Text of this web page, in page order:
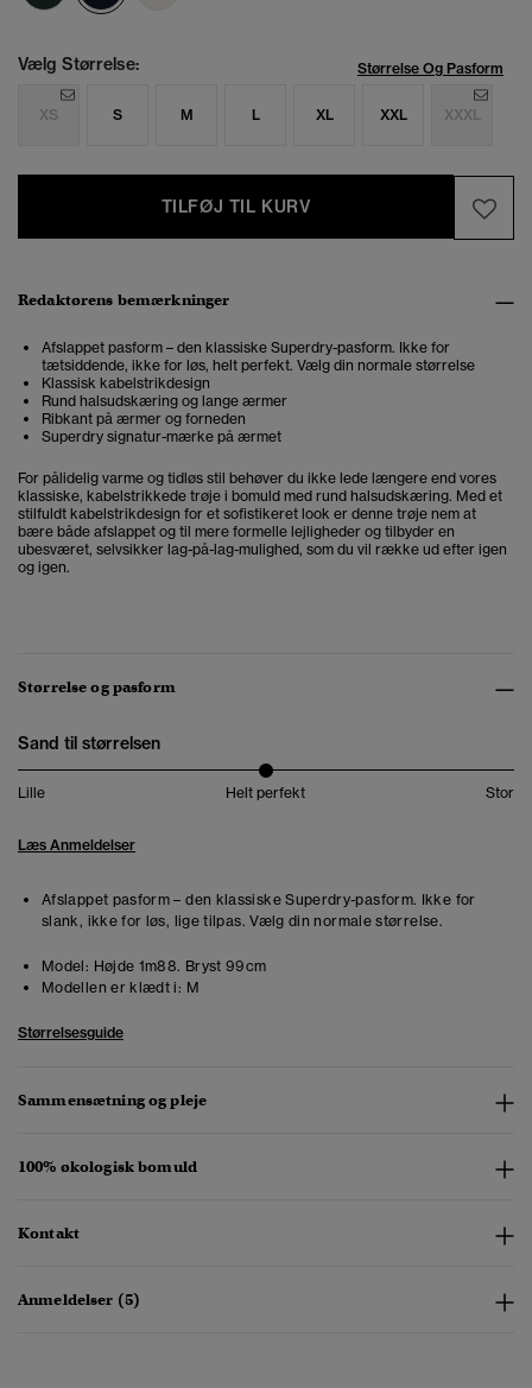
Vælg Størrelse: Størrelse Og Pasform
XS S M L XL XXL XXXL
TILFØJ TIL KURV
Redaktørens bemærkninger
Afslappet pasform – den klassiske Superdry-pasform. Ikke for
tætsiddende, ikke for løs, helt perfekt. Vælg din normale størrelse
Klassisk kabelstrikdesign
Rund halsudskæring og lange ærmer
Ribkant på ærmer og forneden
Superdry signatur-mærke på ærmet
For pålidelig varme og tidløs stil behøver du ikke lede længere end vores
klassiske, kabelstrikkede trøje i bomuld med rund halsudskæring. Med et
stilfuldt kabelstrikdesign for et sofistikeret look er denne trøje nem at
bære både afslappet og til mere formelle lejligheder og tilbyder en
ubesværet, selvsikker lag-på-lag-mulighed, som du vil række ud efter igen
og igen.
Størrelse og pasform
Sand til størrelsen
Lille Helt perfekt Stor
Læs Anmeldelser
Afslappet pasform – den klassiske Superdry-pasform. Ikke for
slank, ikke for løs, lige tilpas. Vælg din normale størrelse.
Model: Højde 1m88. Bryst 99cm
Modellen er klædt i: M
Størrelsesguide
Sammensætning og pleje
100% økologisk bomuld
Kontakt
Anmeldelser (5)